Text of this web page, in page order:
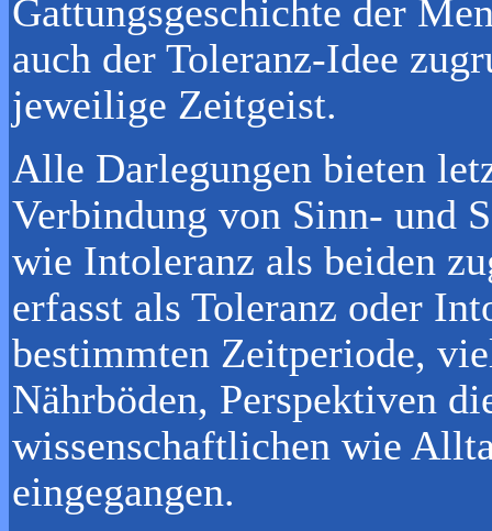
Gattungsgeschichte der
auch der Toleranz-Idee
jeweilige Zeitgeist.
Alle Darlegungen bieten
Verbindung von Sinn- und
wie Intoleranz als beiden
erfasst als Toleranz oder
bestimmten Zeitperiode,
Nährböden, Perspektiven
wissenschaftlichen wie
eingegangen.